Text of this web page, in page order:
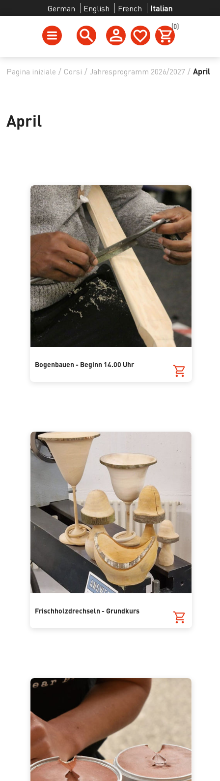
German English French Italian
(0)
Pagina iniziale / Corsi / Jahresprogramm 2026/2027 / April
April
Bogenbauen - Beginn 14.00 Uhr
Frischholzdrechseln - Grundkurs